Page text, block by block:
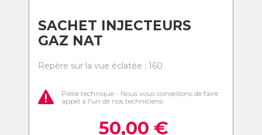
SACHET INJECTEURS
GAZ NAT
Repère sur la vue éclatée : 160
Pièce technique - Nous vous conseillons de faire
appel à l'un de nos techniciens
50,00 €